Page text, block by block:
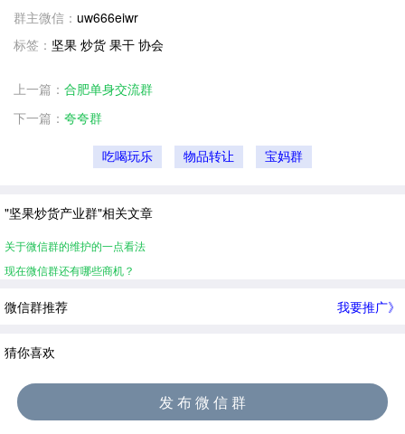
群主微信： uw666eiwr
标签： 坚果 炒货 果干 协会
上一篇： 合肥单身交流群
下一篇： 夸夸群
吃喝玩乐 物品转让 宝妈群
"坚果炒货产业群"相关文章
关于微信群的维护的一点看法
现在微信群还有哪些商机？
微信群推荐 我要推广》
猜你喜欢
发 布 微 信 群